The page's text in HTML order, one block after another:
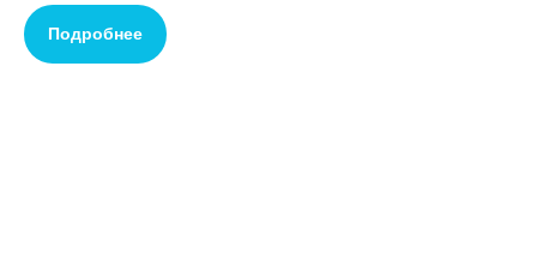
Подробнее